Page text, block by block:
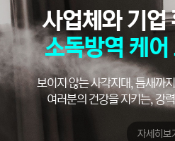
사업체와 기업
소독방역 케
보이지 않는 사각지대, 틈새까
여러분의 건강을 지키는, 강
자세히보